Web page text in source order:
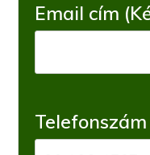
Email cím